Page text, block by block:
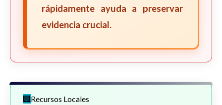
rápidamente ayuda a preservar
evidencia crucial.
Recursos Locales